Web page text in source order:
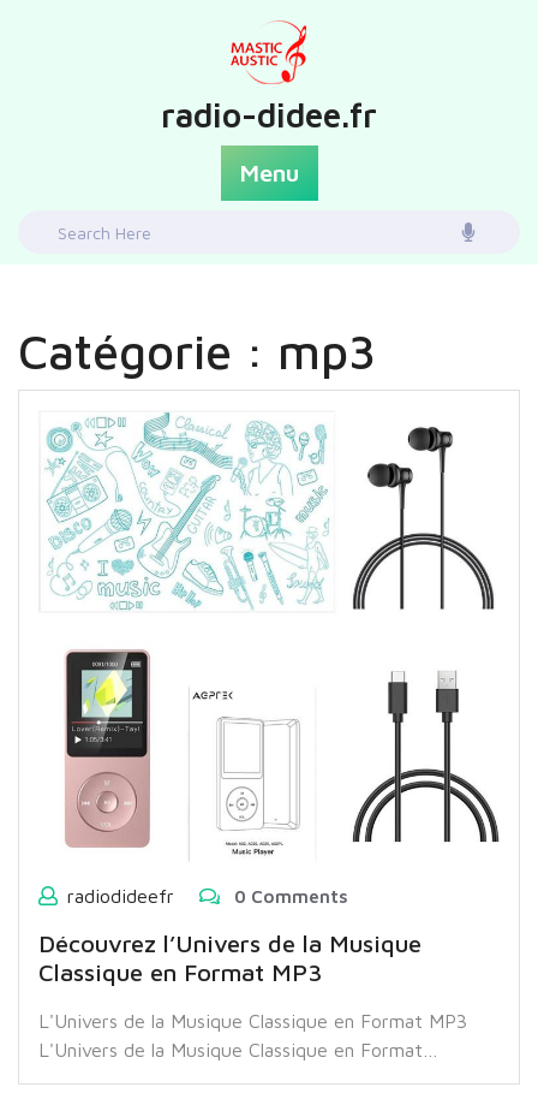
radio-didee.fr
Menu
Search
Catégorie : mp3
radiodideefr 0 Comments
Découvrez l’Univers de la Musique
Classique en Format MP3
L'Univers de la Musique Classique en Format MP3
L'Univers de la Musique Classique en Format…